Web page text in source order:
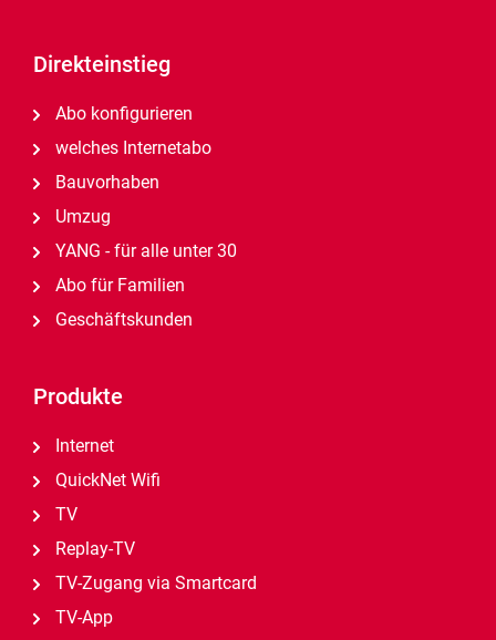
Direkteinstieg
Abo konfigurieren
welches Internetabo
Bauvorhaben
Umzug
YANG - für alle unter 30
Abo für Familien
Geschäftskunden
Produkte
Internet
QuickNet Wifi
TV
Replay-TV
TV-Zugang via Smartcard
TV-App